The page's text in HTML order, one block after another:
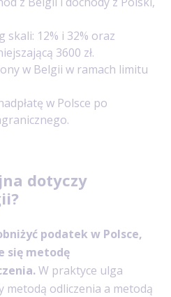
skali: 12% i 32% oraz
3600 zł.
w Belgii w ramach limitu
w Polsce po
dotyczy
podatek w Polsce,
się metodę
W praktyce ulga
metodą odliczenia a metodą